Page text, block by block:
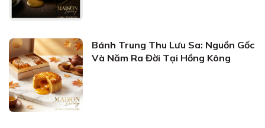
Bánh Trung Thu Lưu Sa: Nguồn Gốc
Và Năm Ra Đời Tại Hồng Kông